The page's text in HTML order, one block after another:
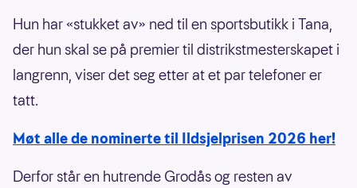
Hun har «stukket av» ned til en sportsbutikk i Tana,
der hun skal se på premier til distrikstmesterskapet i
langrenn, viser det seg etter at et par telefoner er
tatt.
Møt alle de nominerte til Ildsjelprisen 2026 her!
Derfor står en hutrende Grodås og resten av